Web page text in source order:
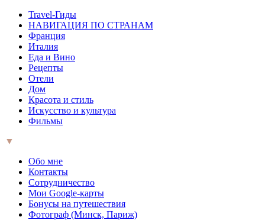
Travel-Гиды
НАВИГАЦИЯ ПО СТРАНАМ
Франция
Италия
Еда и Вино
Рецепты
Отели
Дом
Красота и стиль
Искусство и культура
Фильмы
▼
Обо мне
Контакты
Сотрудничество
Мои Google-карты
Бонусы на путешествия
Фотограф (Минск, Париж)